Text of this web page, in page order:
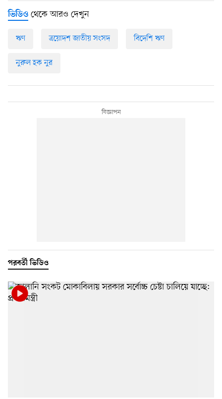
ভিডিও থেকে আরও দেখুন
ঋণ ত্রয়োদশ জাতীয় সংসদ বিদেশি ঋণ
নুরুল হক নুর
পরবর্তী ভিডিও